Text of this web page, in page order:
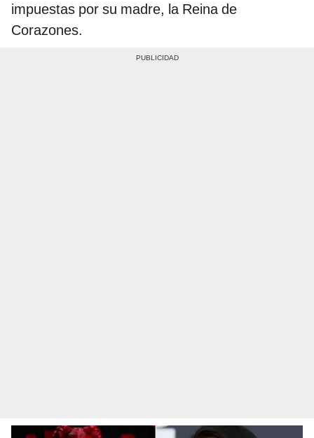
impuestas por su madre, la Reina de
Corazones.